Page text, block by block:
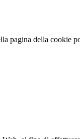
pagina della cookie